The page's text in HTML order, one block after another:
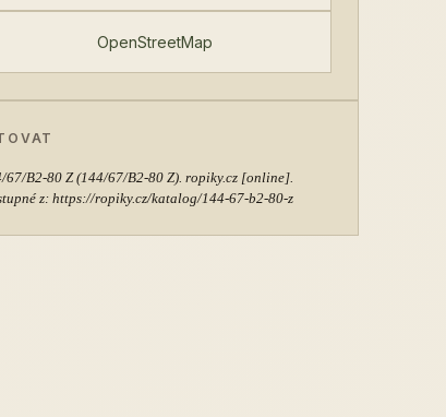
OpenStreetMap
67/B2-80 Z(144/67/B2-80 Z). ropiky.cz [online].
z: https://ropiky.cz/katalog/144-67-b2-80-z